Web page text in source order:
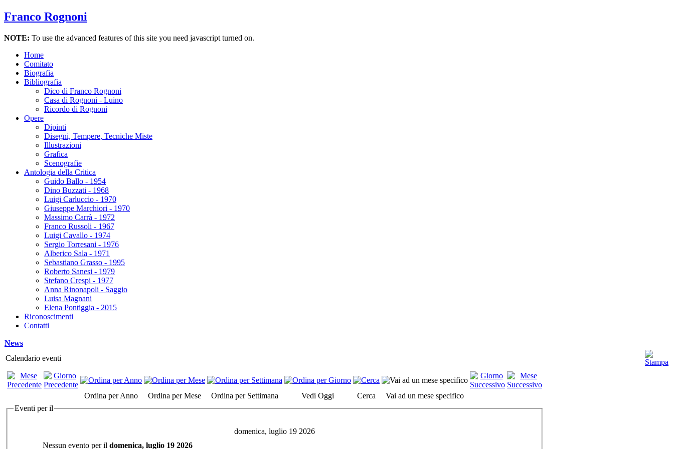
Franco Rognoni
NOTE: To use the advanced features of this site you need javascript turned on.
Home
Comitato
Biografia
Bibliografia
Dico di Franco Rognoni
Casa di Rognoni - Luino
Ricordo di Rognoni
Opere
Dipinti
Disegni, Tempere, Tecniche Miste
Illustrazioni
Grafica
Scenografie
Antologia della Critica
Guido Ballo - 1954
Dino Buzzati - 1968
Luigi Carluccio - 1970
Giuseppe Marchiori - 1970
Massimo Carrà - 1972
Franco Russoli - 1967
Luigi Cavallo - 1974
Sergio Torresani - 1976
Alberico Sala - 1971
Sebastiano Grasso - 1995
Roberto Sanesi - 1979
Stefano Crespi - 1977
Anna Rinonapoli - Saggio
Luisa Magnani
Elena Pontiggia - 2015
Riconoscimenti
Contatti
News
Calendario eventi
Ordina per Anno Ordina per Mese Ordina per Settimana Vedi Oggi Cerca
Vai ad un mese specifico
Eventi per il
domenica, luglio 19 2026
Nessun evento per il domenica, luglio 19 2026